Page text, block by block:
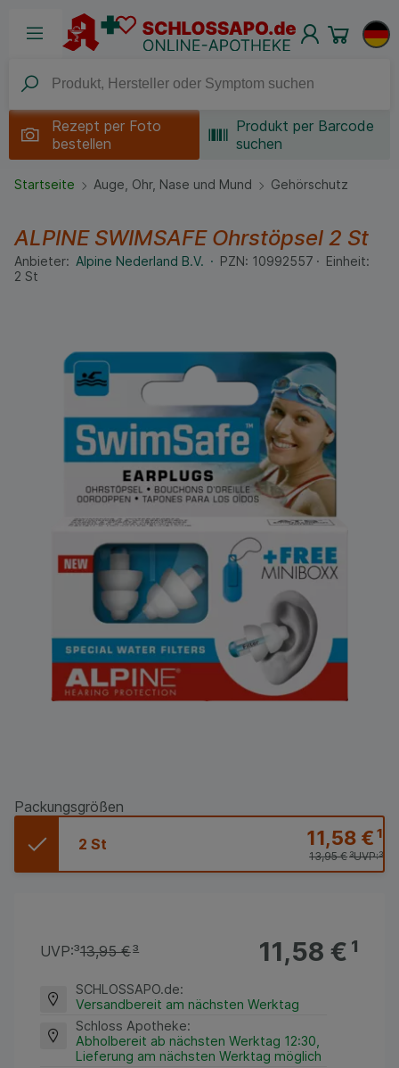
Rezept per Foto
bestellen
Produkt per Barcode
suchen
Startseite Auge, Ohr, Nase und Mund Gehörschutz
ALPINE SWIMSAFE Ohrstöpsel 2 St
Anbieter: Alpine Nederland B.V. PZN: 10992557
Einheit:
2 St
Packungsgrößen
2 St 11,58 €¹
UVP:³
13,95 €³
11,58 €¹
UVP:³13,95 €³
SCHLOSSAPO.de:
Versandbereit am nächsten Werktag
Schloss Apotheke:
Abholbereit ab nächsten Werktag 12:30,
Lieferung am nächsten Werktag möglich